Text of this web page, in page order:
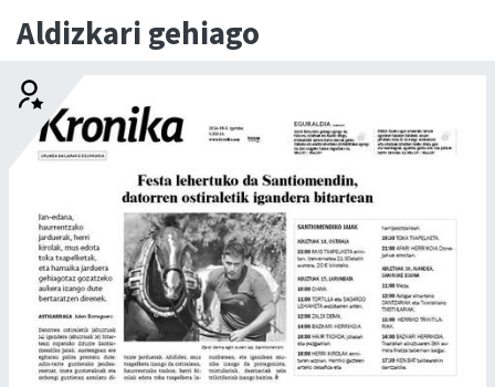
Aldizkari gehiago